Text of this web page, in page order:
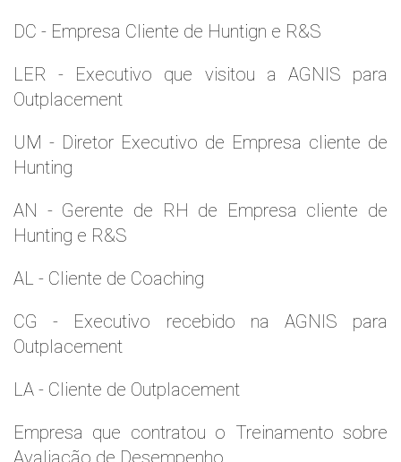
DC - Empresa Cliente de Huntign e R&S
LER - Executivo que visitou a AGNIS para
Outplacement
UM - Diretor Executivo de Empresa cliente de
Hunting
AN - Gerente de RH de Empresa cliente de
Hunting e R&S
AL - Cliente de Coaching
CG - Executivo recebido na AGNIS para
Outplacement
LA - Cliente de Outplacement
Empresa que contratou o Treinamento sobre
Avaliação de Desempenho